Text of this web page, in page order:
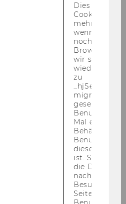
Dies ist ein
Cookie, das
mehr setzen,
wenn ein
noch in
Browser hat,
wir seinen
zu
migrieren.
gesetzt,
Benutzer
Mal eine
Behält die
Benutzer-ID
diese Seite
ist. Stellt
die Daten von
Besuchen
Seite
Benutzer-ID